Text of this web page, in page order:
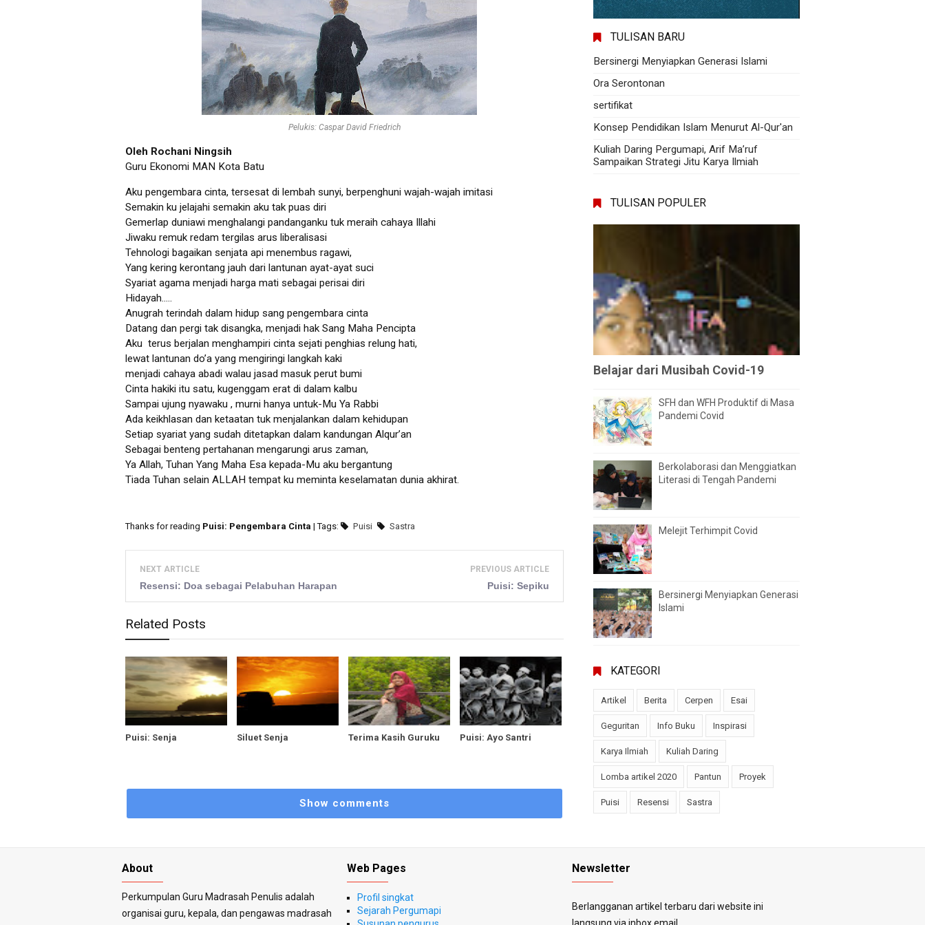
Pelukis: Caspar David Friedrich
Oleh Rochani Ningsih
Guru Ekonomi MAN Kota Batu
Aku pengembara cinta, tersesat di lembah sunyi, berpenghuni wajah-wajah imitasi
Semakin ku jelajahi semakin aku tak puas diri
Gemerlap duniawi menghalangi pandanganku tuk meraih cahaya Illahi
Jiwaku remuk redam tergilas arus liberalisasi
Tehnologi bagaikan senjata api menembus ragawi,
Yang kering kerontang jauh dari lantunan ayat-ayat suci
Syariat agama menjadi harga mati sebagai perisai diri
Hidayah.....
Anugrah terindah dalam hidup sang pengembara cinta
Datang dan pergi tak disangka, menjadi hak Sang Maha Pencipta
Aku terus berjalan menghampiri cinta sejati penghias relung hati,
lewat lantunan do’a yang mengiringi langkah kaki
menjadi cahaya abadi walau jasad masuk perut bumi
Cinta hakiki itu satu, kugenggam erat di dalam kalbu
Sampai ujung nyawaku , murni hanya untuk-Mu Ya Rabbi
Ada keikhlasan dan ketaatan tuk menjalankan dalam kehidupan
Setiap syariat yang sudah ditetapkan dalam kandungan Alqur’an
Sebagai benteng pertahanan mengarungi arus zaman,
Ya Allah, Tuhan Yang Maha Esa kepada-Mu aku bergantung
Tiada Tuhan selain ALLAH tempat ku meminta keselamatan dunia akhirat.
Thanks for reading Puisi: Pengembara Cinta | Tags: Puisi Sastra
NEXT ARTICLE
Resensi: Doa sebagai Pelabuhan Harapan
PREVIOUS ARTICLE
Puisi: Sepiku
Related Posts
Puisi: Senja Siluet Senja Terima Kasih Guruku Puisi: Ayo Santri
Show comments
TULISAN BARU
Bersinergi Menyiapkan Generasi Islami
Ora Serontonan
sertifikat
Konsep Pendidikan Islam Menurut Al-Qur'an
Kuliah Daring Pergumapi, Arif Ma’ruf
Sampaikan Strategi Jitu Karya Ilmiah
TULISAN POPULER
Belajar dari Musibah Covid-19
SFH dan WFH Produktif di Masa
Pandemi Covid
Berkolaborasi dan Menggiatkan
Literasi di Tengah Pandemi
Melejit Terhimpit Covid
Bersinergi Menyiapkan Generasi
Islami
KATEGORI
Artikel Berita Cerpen Esai
Geguritan Info Buku Inspirasi
Karya Ilmiah Kuliah Daring
Lomba artikel 2020 Pantun Proyek
Puisi Resensi Sastra
About
Perkumpulan Guru Madrasah Penulis adalah
organisai guru, kepala, dan pengawas madrasah
Web Pages
Profil singkat
Sejarah Pergumapi
Newsletter
Berlangganan artikel terbaru dari website ini
langsung via inbox email.